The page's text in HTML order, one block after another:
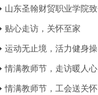
贴心走访，关怀至家
运动无止境，活力健身操
情满教师节，走访暖人心
情满教师节，工会送关怀